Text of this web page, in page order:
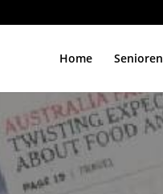
Home Senioren